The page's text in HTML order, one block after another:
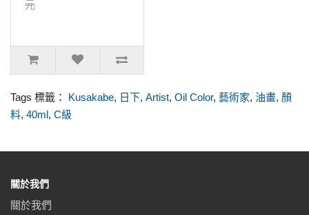
元
Tags 標籤： Kusakabe, 日下, Artist, Oil Color, 藝術家, 油畫, 顏
料, 40ml, C級
關於我們
關於我們